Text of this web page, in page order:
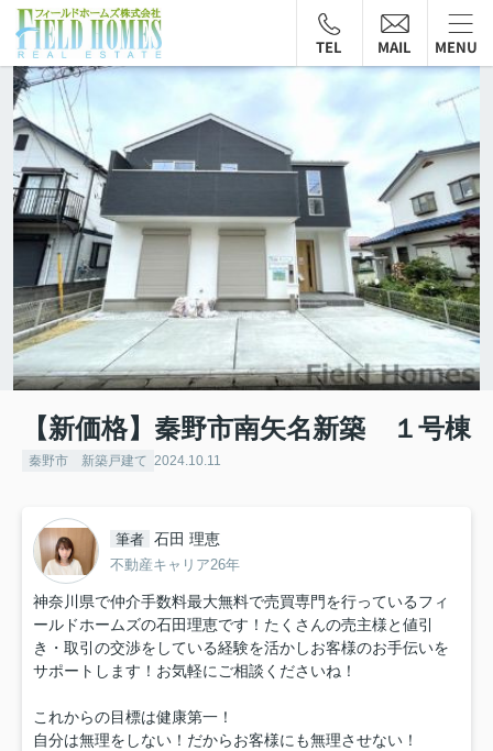
TEL MAIL MENU
【新価格】秦野市南矢名新築 １号棟
秦野市 新築戸建て 2024.10.11
筆者 石田 理恵
不動産キャリア26年
神奈川県で仲介手数料最大無料で売買専門を行っているフィ
ールドホームズの石田理恵です！たくさんの売主様と値引
き・取引の交渉をしている経験を活かしお客様のお手伝いを
サポートします！お気軽にご相談くださいね！
これからの目標は健康第一！
自分は無理をしない！だからお客様にも無理させない！